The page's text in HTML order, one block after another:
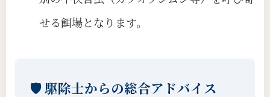
せる餌場となります。
🛡️ 駆除士からの総合アドバイス